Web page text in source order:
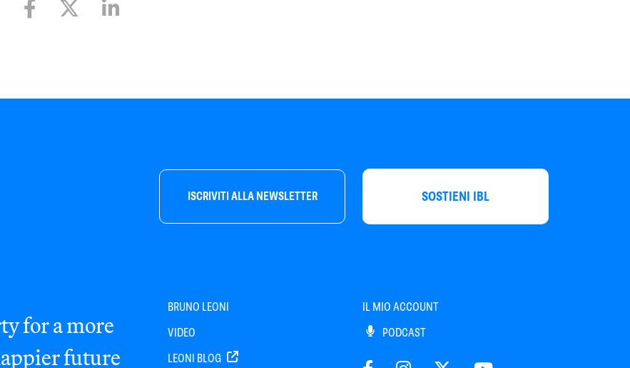
ISCRIVITI ALLA NEWSLETTER SOSTIENI IBL
for a more
future
BRUNO LEONI
VIDEO
LEONI BLOG
IL MIO ACCOUNT
PODCAST